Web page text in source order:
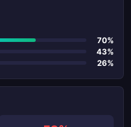
70%
43%
26%